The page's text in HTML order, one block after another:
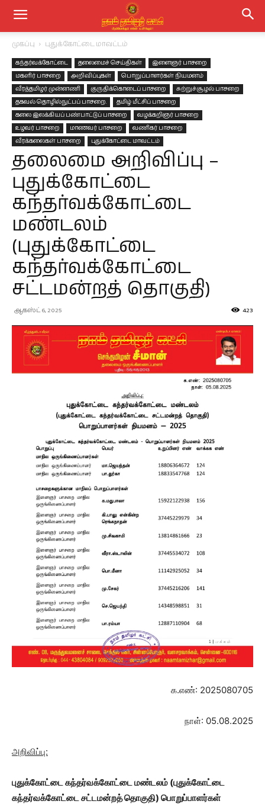
முகப்பு புதுக்கோட்டை மாவட்டம்
கந்தர்வக்கோட்டை தலைமைச் செய்திகள்
இளைஞர் பாசறை
மகளிர் பாசறை
அறிவிப்புகள்
பொறுப்பாளர்கள் நியமனம்
வீரத்தமிழர் முன்னணி
குருதிக்கொடைப் பாசறை
சுற்றுச்சூழல் பாசறை
தகவல் தொழில்நுட்பப் பாசறை.
தமிழ் மீட்சிப் பாசறை
கலை இலக்கியப் பண்பாட்டுப் பாசறை
வழக்கறிஞர் பாசறை
உழவர் பாசறை
மாணவர் பாசறை
வணிகர் பாசறை
வீரக்கலைகள் பாசறை
புதுக்கோட்டை மாவட்டம்
தலைமை அறிவிப்பு –
புதுக்கோட்டை
கந்தர்வக்கோட்டை
மண்டலம்
(புதுக்கோட்டை
கந்தர்வக்கோட்டை
சட்டமன்றத் தொகுதி)
ஆகஸ்ட் 6, 2025 423
க.எண்: 2025080705
நாள்: 05.08.2025
அறிவிப்பு:
புதுக்கோட்டை கந்தர்வக்கோட்டை மண்டலம் (புதுக்கோட்டை
கந்தர்வக்கோட்டை சட்டமன்றத் தொகுதி) பொறுப்பாளர்கள்